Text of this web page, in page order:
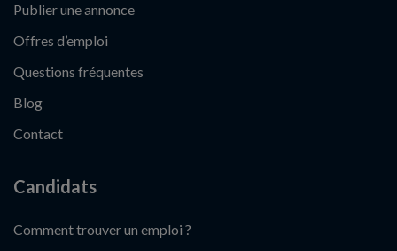
Publier une annonce
Offres d’emploi
Questions fréquentes
Blog
Contact
Candidats
Comment trouver un emploi ?